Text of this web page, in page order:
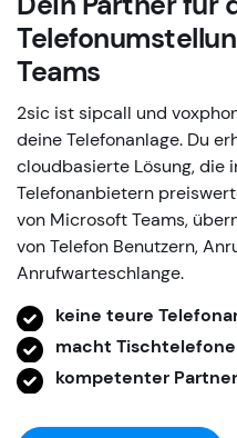
Teams
2sic ist sipcall und
deine Telefonanlage. Du
cloudbasierte Lösung, die
Telefonanbietern
von Microsoft Teams,
von Telefon Benutzern,
Anrufwarteschlange.
keine teure
macht
kompetenter